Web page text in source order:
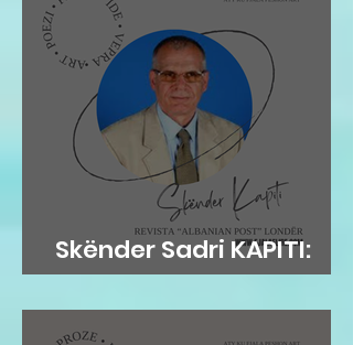
Skënder Sadri KAPITI:
Adem Jashari dhe...